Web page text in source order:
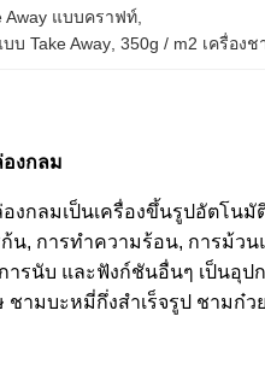
Away แบบคราฟท์
บ Take Away , 350g / m2 เครื่อง
งกลม
งกลมเป็นเครื่องขึ้นรูปอัตโน
น, การทำความร้อน, การม้ว
ารนับ และฟังก์ชันอื่นๆ เป็นอุ
ามบะหมี่กึ่งสำเร็จรูป ชามก๋ว